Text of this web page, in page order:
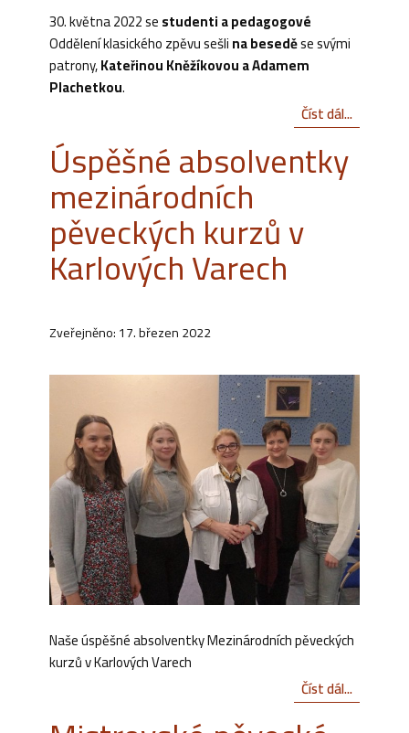
30. května 2022 sestudenti a pedagogové
Oddělení klasického zpěvu sešlina beseděse svými
patrony,Kateřinou Kněžíkovou a Adamem
Plachetkou.
Číst dál...
Úspěšné absolventky
mezinárodních
pěveckých kurzů v
Karlových Varech
Zveřejněno: 17. březen 2022
Naše úspěšné absolventky Mezinárodních pěveckých
kurzů v Karlových Varech
Číst dál...